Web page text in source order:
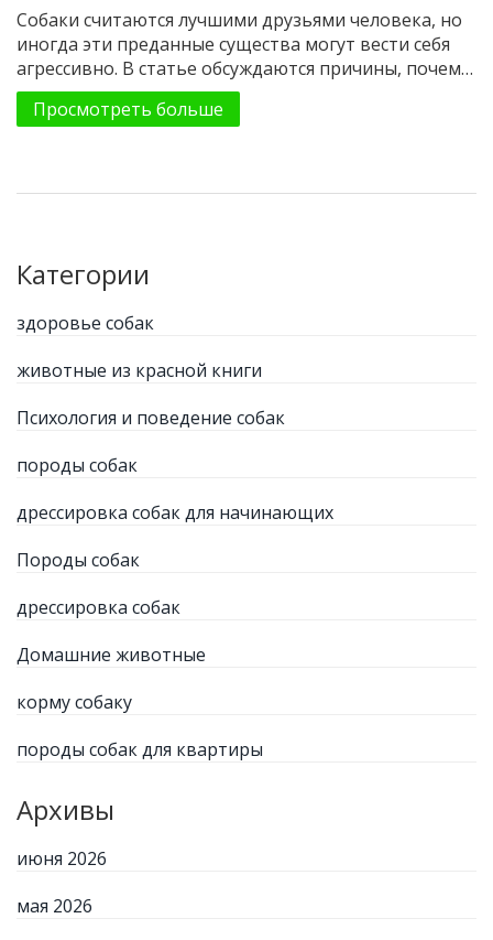
Собаки считаются лучшими друзьями человека, но
иногда эти преданные существа могут вести себя
агрессивно. В статье обсуждаются причины, почему
различные породы собак могут нападать на своих
хозяев. Мы также обсудим, как порода собаки
информация поможет владельцам собак лучше
взаимоотношениях с умными породами.
Просмотреть больше
Категории
здоровье собак
животные из красной книги
Психология и поведение собак
породы собак
дрессировка собак для начинающих
Породы собак
дрессировка собак
Домашние животные
корму собаку
породы собак для квартиры
Архивы
июня 2026
мая 2026